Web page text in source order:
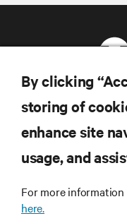
ZASOBY
WSPARCIE
O NAS
By clicking
storing of
enhance site
usage, and
For more information
here.